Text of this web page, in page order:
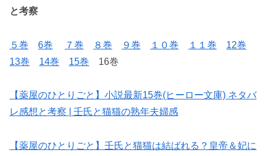
と考察
５巻 6巻 ７巻 ８巻 ９巻 １０巻 １１巻
12巻
13巻
14巻 15巻 16巻
【薬屋のひとりごと】小説最新15巻(ヒーロー文庫) ネタバ
レ感想と考察 | 壬氏と猫猫の熟年夫婦感
【薬屋のひとりごと】壬氏と猫猫は結ばれる？皇帝＆妃に